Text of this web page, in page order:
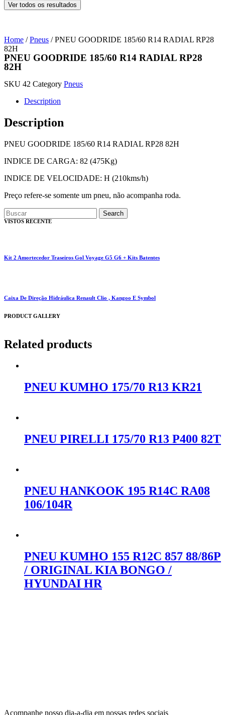
Ver todos os resultados
Home /Pneus / PNEU GOODRIDE 185/60 R14 RADIAL RP28
82H
PNEU GOODRIDE 185/60 R14 RADIAL RP28
82H
SKU 42 Category Pneus
Description
Description
PNEU GOODRIDE 185/60 R14 RADIAL RP28 82H
INDICE DE CARGA: 82 (475Kg)
INDICE DE VELOCIDADE: H (210kms/h)
Preço refere-se somente um pneu, não acompanha roda.
Search
VISTOS RECENTE
Kit 2 Amortecedor Traseiros Gol Voyage G5 G6 + Kits Batentes
Caixa De Direção Hidráulica Renault Clio , Kangoo E Symbol
PRODUCT GALLERY
Related products
PNEU KUMHO 175/70 R13 KR21
PNEU PIRELLI 175/70 R13 P400 82T
PNEU HANKOOK 195 R14C RA08
106/104R
PNEU KUMHO 155 R12C 857 88/86P
/ ORIGINAL KIA BONGO /
HYUNDAI HR
Acompanhe nosso dia-a-dia em nossas redes sociais